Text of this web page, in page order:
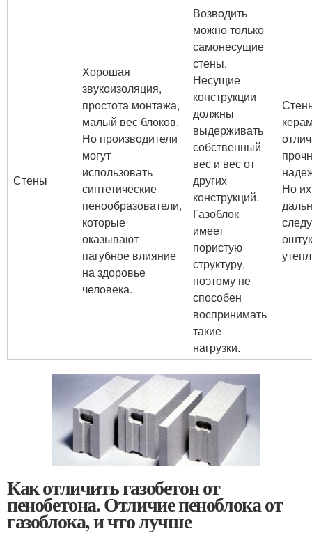
Стены
Хорошая
звукоизоляция,
простота монтажа,
малый вес блоков.
Но производители
могут
использовать
синтетические
пенообразователи,
которые
оказывают
пагубное влияние
на здоровье
человека.
Возводить
можно только
самонесущие
стены.
Несущие
конструкции
должны
выдерживать
собственный
вес и вес от
других
конструкций.
Газоблок
имеет
пористую
структуру,
поэтому не
способен
воспринимать
такие
нагрузки.
Но
Как отличить газобетон от
пенобетона. Отличие пеноблока от
газоблока, и что лучше